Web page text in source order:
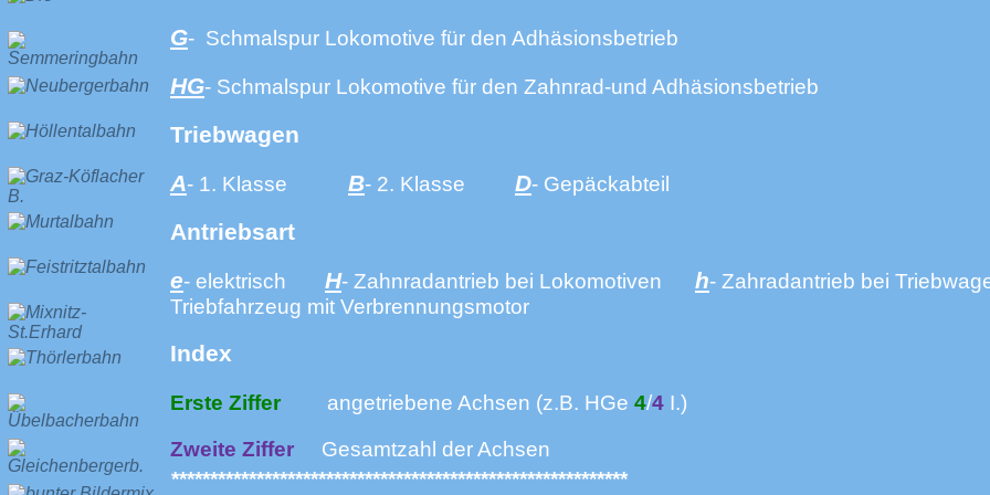
G- Schmalspur Lokomotive für den Adhäsionsbetrieb
HG- Schmalspur Lokomotive für den Zahnrad-und Adhäsionsbetrieb
Triebwagen
A- 1. Klasse B- 2. Klasse D- Gepäckabteil
Antriebsart
e- elektrisch H- Zahnradantrieb bei Lokomotiven h- Zahradantrieb bei
Triebfahrzeug mit Verbrennungsmotor
Index
Erste Ziffer angetriebene Achsen (z.B. HGe 4/4 I.)
Zweite Ziffer
Gesamtzahl der Achsen
***********************************************************